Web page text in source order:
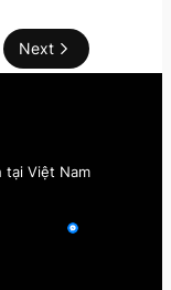
Next
tại Việt Nam